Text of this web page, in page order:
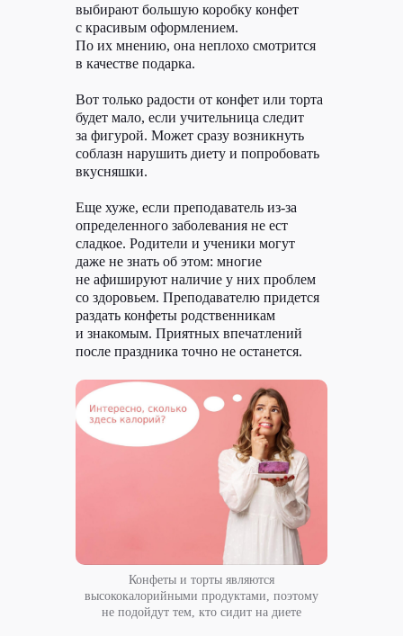
выбирают большую коробку конфет
с красивым оформлением.
По их мнению, она неплохо смотрится
в качестве подарка.
Вот только радости от конфет или торта
будет мало, если учительница следит
за фигурой. Может сразу возникнуть
соблазн нарушить диету и попробовать
вкусняшки.
Еще хуже, если преподаватель из-за
определенного заболевания не ест
сладкое. Родители и ученики могут
даже не знать об этом: многие
не афишируют наличие у них проблем
со здоровьем. Преподавателю придется
раздать конфеты родственникам
и знакомым. Приятных впечатлений
после праздника точно не останется.
Конфеты и торты являются
высококалорийными продуктами, поэтому
не подойдут тем, кто сидит на диете